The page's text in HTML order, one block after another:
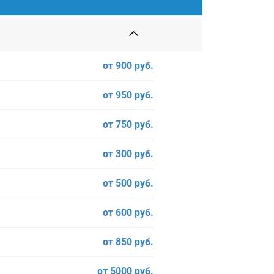
от 900 руб.
от 950 руб.
от 750 руб.
от 300 руб.
от 500 руб.
от 600 руб.
от 850 руб.
от 5000 руб.